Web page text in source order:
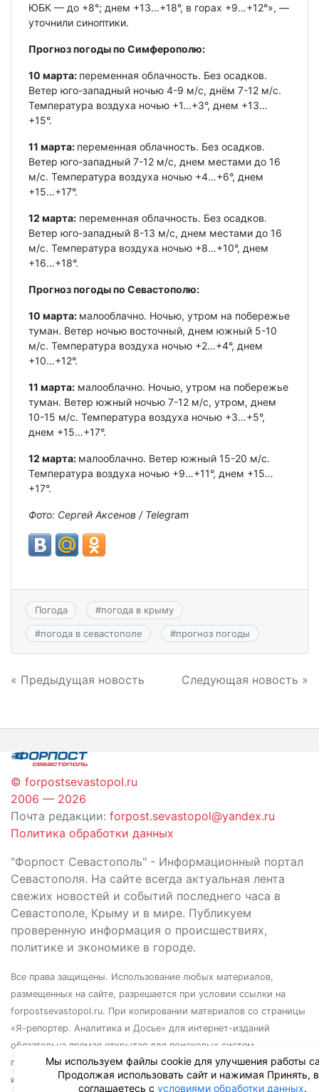
ЮБК — до +8°; днем +13…+18°, в горах +9…+12°», —
уточнили синоптики.
Прогноз погоды по Симферополю:
10 марта: переменная облачность. Без осадков.
Ветер юго-западный ночью 4-9 м/с, днём 7-12 м/с.
Температура воздуха ночью +1…+3°, днем +13…
+15°.
11 марта: переменная облачность. Без осадков.
Ветер юго-западный 7-12 м/с, днем местами до 16
м/с. Температура воздуха ночью +4…+6°, днем
+15…+17°.
12 марта: переменная облачность. Без осадков.
Ветер юго-западный 8-13 м/с, днем местами до 16
м/с. Температура воздуха ночью +8…+10°, днем
+16…+18°.
Прогноз погоды по Севастополю:
10 марта: малооблачно. Ночью, утром на побережье
туман. Ветер ночью восточный, днем южный 5-10
м/с. Температура воздуха ночью +2…+4°, днем
+10…+12°.
11 марта: малооблачно. Ночью, утром на побережье
туман. Ветер южный ночью 7-12 м/с, утром, днем
10-15 м/с. Температура воздуха ночью +3…+5°,
днем +15…+17°.
12 марта: малооблачно. Ветер южный 15-20 м/с.
Температура воздуха ночью +9…+11°, днем +15…
+17°.
Фото: Сергей Аксенов / Telegram
Погода #погода в крыму
#погода в севастополе #прогноз погоды
Навигация
записям
« Предыдущая новость Следующая новость »
© forpostsevastopol.ru
2006 — 2026
Почта редакции: forpost.sevastopol@yandex.ru
Политика обработки данных
"Форпост Севастополь" - Информационный портал
Севастополя. На сайте всегда актуальная лента
свежих новостей и событий последнего часа в
Севастополе, Крыму и в мире. Публикуем
проверенную информация о происшествиях,
политике и экономике в городе.
Все права защищены. Использование любых материалов,
размещенных на сайте, разрешается при условии ссылки на
forpostsevastopol.ru. При копировании материалов со страницы
«Я-репортер. Аналитика и Досье» для интернет-изданий
обязательна прямая открытая для поисковых систем
гиперссылка. Независимо от полного или частичного
использования материалов, ссылка должна быть размещена в
Мы используем файлы cookie для улучшения работы
Продолжая использовать сайт и нажимая Принять,
соглашаетесь с условиями обработки данных.